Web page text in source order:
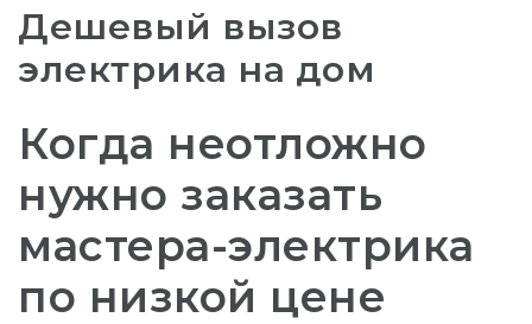
Дешевый вызов
электрика на дом
Когда неотложно
нужно заказать
мастера-электрика
по низкой цене